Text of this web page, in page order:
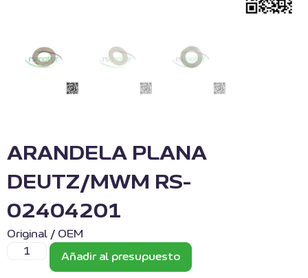
ARANDELA PLANA
DEUTZ/MWM RS-
02404201
Original / OEM
Añadir al presupuesto